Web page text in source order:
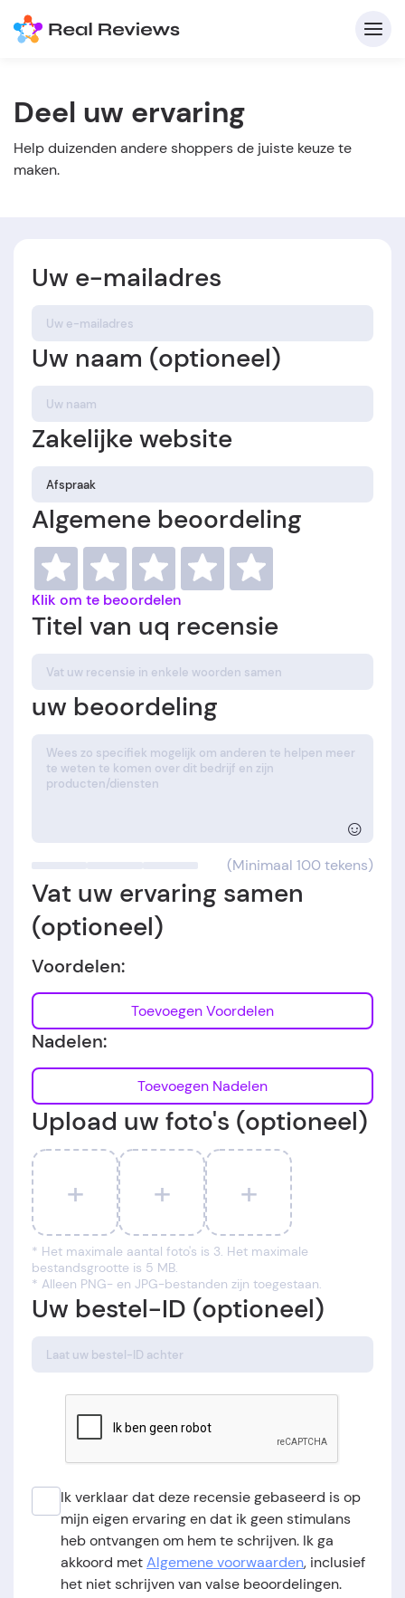
Deel uw ervaring
Help duizenden andere shoppers de juiste keuze te
maken.
Uw e-mailadres
Uw naam (optioneel)
Zakelijke website
Algemene beoordeling
Klik om te beoordelen
Titel van uq recensie
uw beoordeling
☺
(Minimaal 100 tekens)
Vat uw ervaring samen
(optioneel)
Voordelen:
Toevoegen Voordelen
Nadelen:
Toevoegen Nadelen
Upload uw foto's (optioneel)
+ + +
* Het maximale aantal foto's is 3. Het maximale
bestandsgrootte is 5 MB.
* Alleen PNG- en JPG-bestanden zijn toegestaan.
Uw bestel-ID (optioneel)
Ik verklaar dat deze recensie gebaseerd is op
mijn eigen ervaring en dat ik geen stimulans
heb ontvangen om hem te schrijven. Ik ga
akkoord metAlgemene voorwaarden, inclusief
het niet schrijven van valse beoordelingen.